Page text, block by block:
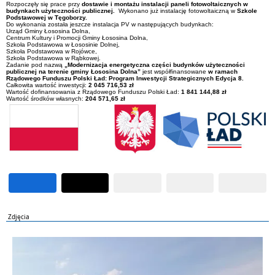
Rozpoczęły się prace przy dostawie i montażu instalacji paneli fotowoltaicznych w
budynkach użyteczności publicznej.
Wykonano już instalację fotowoltaiczną wSzkole
Podstawowej w Tęgoborzy.
Do wykonania została jeszcze instalacja PV w następujących budynkach:
Urząd Gminy Łososina Dolna,
Centrum Kultury i Promocji Gminy Łososina Dolna,
Szkoła Podstawowa w Łososinie Dolnej,
Szkoła Podstawowa w Rojówce,
Szkoła Podstawowa w Rąbkowej.
Zadanie pod nazwą
„Modernizacja energetyczna części budynków użyteczności
publicznej na terenie gminy Łososina Dolna” jest współfinansowane w ramach
Rządowego Funduszu Polski Ład: Program Inwestycji Strategicznych Edycja 8.
Całkowita wartość inwestycji: 2 045 716,53 zł
Wartość dofinansowania z Rządowego Funduszu Polski Ład: 1 841 144,88 zł
Wartość środków własnych: 204 571,65 zł
Zdjęcia